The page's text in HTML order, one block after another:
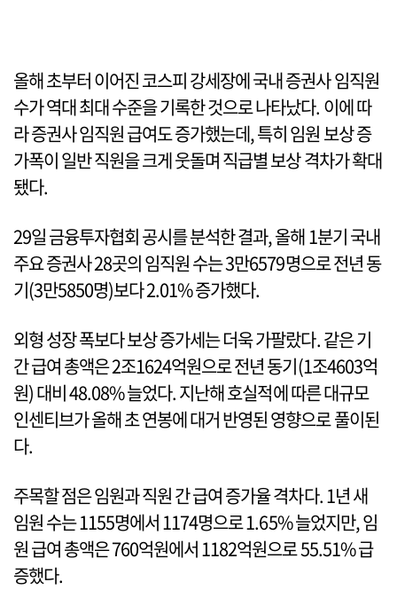
올해 초부터 이어진 코스피 강세장에 국내 증권사 임직원
수가 역대 최대 수준을 기록한 것으로 나타났다. 이에 따
라 증권사 임직원 급여도 증가했는데, 특히 임원 보상 증
가폭이 일반 직원을 크게 웃돌며 직급별 보상 격차가 확대
됐다.
29일 금융투자협회 공시를 분석한 결과, 올해 1분기 국내
주요 증권사 28곳의 임직원 수는 3만6579명으로 전년 동
기(3만5850명)보다 2.01% 증가했다.
외형 성장 폭보다 보상 증가세는 더욱 가팔랐다. 같은 기
간 급여 총액은 2조1624억원으로 전년 동기(1조4603억
원) 대비 48.08% 늘었다. 지난해 호실적에 따른 대규모
인센티브가 올해 초 연봉에 대거 반영된 영향으로 풀이된
다.
주목할 점은 임원과 직원 간 급여 증가율 격차다. 1년 새
임원 수는 1155명에서 1174명으로 1.65% 늘었지만, 임
원 급여 총액은 760억원에서 1182억원으로 55.51% 급
증했다.